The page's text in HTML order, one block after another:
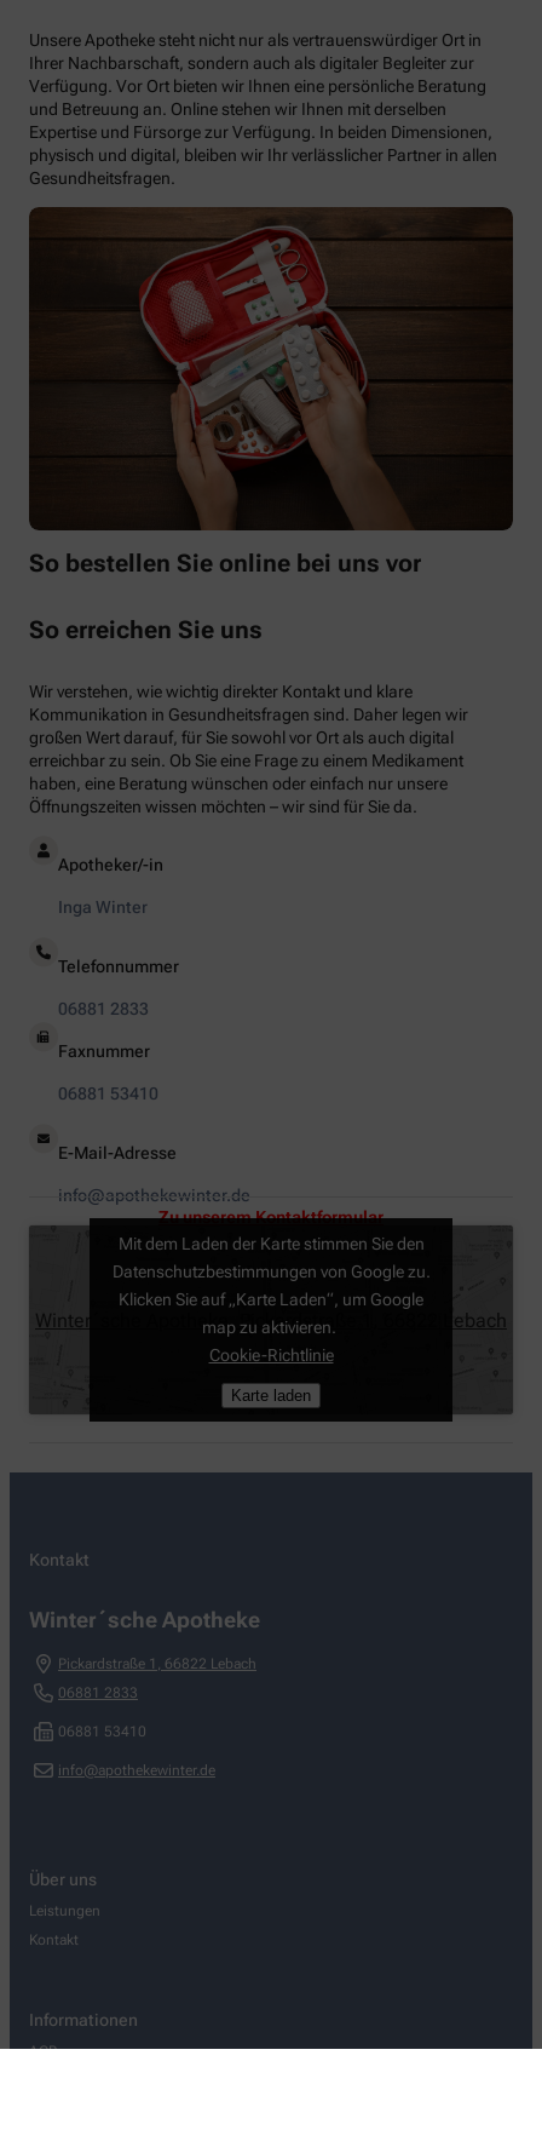
Unsere Apotheke steht nicht nur als vertrauenswürdiger Ort in
Ihrer Nachbarschaft, sondern auch als digitaler Begleiter zur
Verfügung. Vor Ort bieten wir Ihnen eine persönliche Beratung
und Betreuung an. Online stehen wir Ihnen mit derselben
Expertise und Fürsorge zur Verfügung. In beiden Dimensionen,
physisch und digital, bleiben wir Ihr verlässlicher Partner in allen
Gesundheitsfragen.
So bestellen Sie online bei uns vor
So erreichen Sie uns
Wir verstehen, wie wichtig direkter Kontakt und klare
Kommunikation in Gesundheitsfragen sind. Daher legen wir
großen Wert darauf, für Sie sowohl vor Ort als auch digital
erreichbar zu sein. Ob Sie eine Frage zu einem Medikament
haben, eine Beratung wünschen oder einfach nur unsere
Öffnungszeiten wissen möchten – wir sind für Sie da.
Apotheker/-in
Inga Winter
Telefonnummer
06881 2833
Faxnummer
06881 53410
E-Mail-Adresse
info@apothekewinter.de
Zu unserem Kontaktformular
Winter´sche Apotheke, Pickardstraße 1, 66822 Lebach
Mit dem Laden der Karte stimmen Sie den
Datenschutzbestimmungen von Google zu.
Klicken Sie auf „Karte Laden“, um Google
map zu aktivieren.
Cookie-Richtlinie
Karte laden
Kontakt
Winter´sche Apotheke
Pickardstraße 1 , 66822 Lebach
06881 2833
06881 53410
info@apothekewinter.de
Über uns
Leistungen
Kontakt
Informationen
AGB